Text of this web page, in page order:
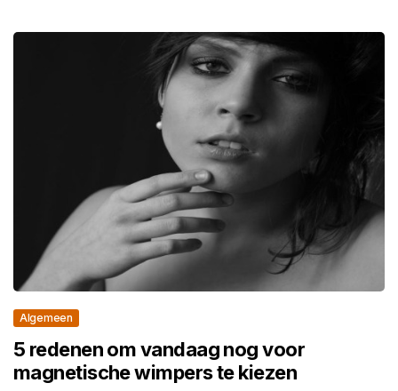
Algemeen
5 redenen om vandaag nog voor
magnetische wimpers te kiezen